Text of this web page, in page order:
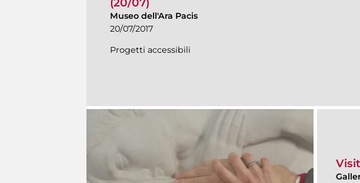
Museo dell'Ara Pacis
20/07/2017
Progetti accessibili